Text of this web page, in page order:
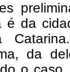
é da
da